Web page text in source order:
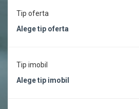
Tip oferta
Alege tip oferta
Tip imobil
Alege tip imobil